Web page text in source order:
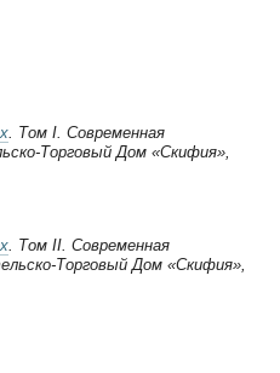
. Том I. Современная
Торговый Дом «Скифия»,
. Том II. Современная
Торговый Дом «Скифия»,